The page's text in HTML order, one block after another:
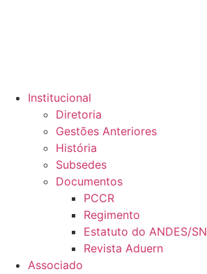
Institucional
Diretoria
Gestões Anteriores
História
Subsedes
Documentos
PCCR
Regimento
Estatuto do ANDES/SN
Revista Aduern
Associado